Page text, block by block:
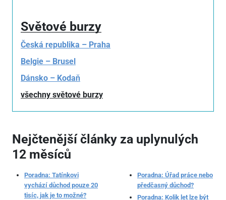
Světové burzy
Česká republika – Praha
Belgie – Brusel
Dánsko – Kodaň
všechny světové burzy
Nejčtenější články za uplynulých
12 měsíců
Poradna: Tatínkovi
vychází důchod pouze 20
tisíc, jak je to možné?
Poradna: Úřad práce nebo
předčasný důchod?
Poradna: Kolik let lze být